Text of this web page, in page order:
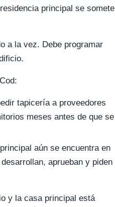
principal se somete
a la vez. Debe programar
tapicería a proveedores
meses antes de que se
aún se encuentra en
aprueban y piden
y la casa principal está